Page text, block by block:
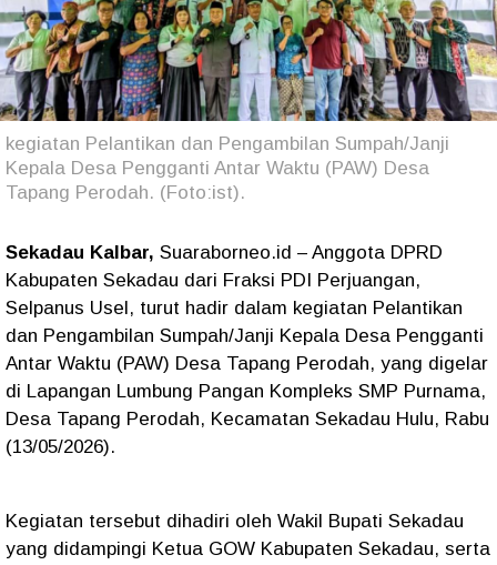
kegiatan Pelantikan dan Pengambilan Sumpah/Janji
Kepala Desa Pengganti Antar Waktu (PAW) Desa
Tapang Perodah. (Foto:ist).
Sekadau Kalbar, Suaraborneo.id – Anggota DPRD
Kabupaten Sekadau dari Fraksi PDI Perjuangan,
Selpanus Usel, turut hadir dalam kegiatan Pelantikan
dan Pengambilan Sumpah/Janji Kepala Desa Pengganti
Antar Waktu (PAW) Desa Tapang Perodah, yang digelar
di Lapangan Lumbung Pangan Kompleks SMP Purnama,
Desa Tapang Perodah, Kecamatan Sekadau Hulu, Rabu
(13/05/2026).
Kegiatan tersebut dihadiri oleh Wakil Bupati Sekadau
yang didampingi Ketua GOW Kabupaten Sekadau, serta